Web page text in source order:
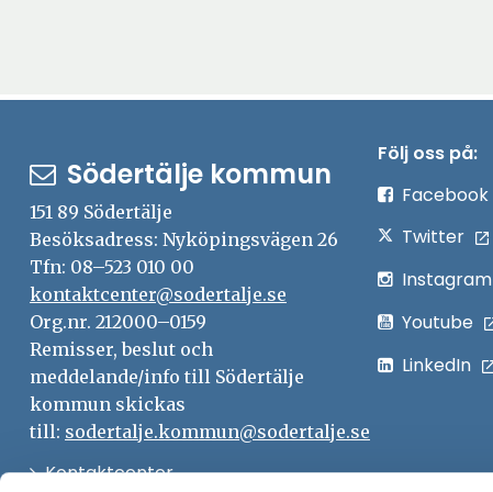
Södertälje kommun
151 89 Södertälje
Besöksadress: Nyköpingsvägen 26
Tfn: 08–523 010 00
kontaktcenter@sodertalje.se
Org.nr. 212000–0159
Remisser, beslut och
meddelande/info till Södertälje
kommun skickas
till: sodertalje.kommun@sodertalje.se
KontaktcenterÖppna
Följ oss på:
Facebook
Twitter
Instagram
Youtube
LinkedIn